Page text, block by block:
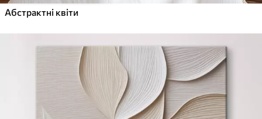
Абстрактні квіти